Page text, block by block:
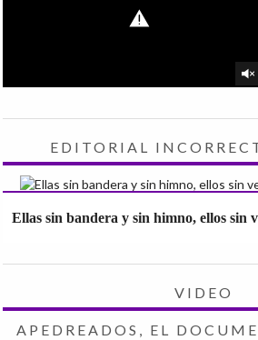
EDITORIAL
Ellas sin bandera y sin himno, ellos sin
VIDEO
APEDREADOS, EL